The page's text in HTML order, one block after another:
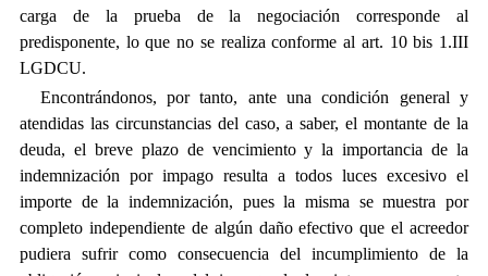
carga de la prueba de la negociación corresponde al
predisponente, lo que no se realiza conforme al art. 10 bis 1.III
LGDCU.
Encontrándonos, por tanto, ante una condición general y
atendidas las circunstancias del caso, a saber, el montante de la
deuda, el breve plazo de vencimiento y la importancia de la
indemnización por impago resulta a todos luces excesivo el
importe de la indemnización, pues la misma se muestra por
completo independiente de algún daño efectivo que el acreedor
pudiera sufrir como consecuencia del incumplimiento de la